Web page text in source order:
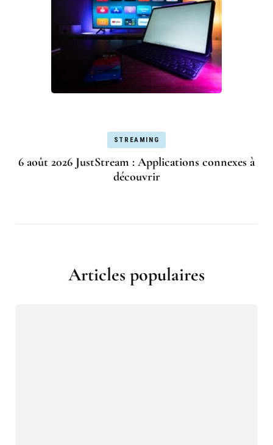
STREAMING
6 août 2026 JustStream : Applications connexes à
découvrir
Articles populaires